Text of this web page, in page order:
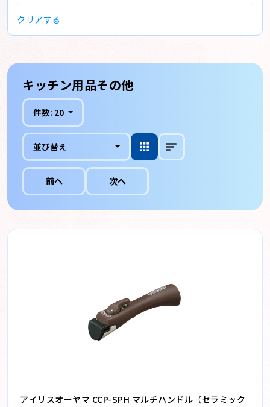
クリアする
キッチン用品その他
件数: 20
並び替え
前へ 次へ
アイリスオーヤマ CCP-SPH マルチハンドル（セラミック